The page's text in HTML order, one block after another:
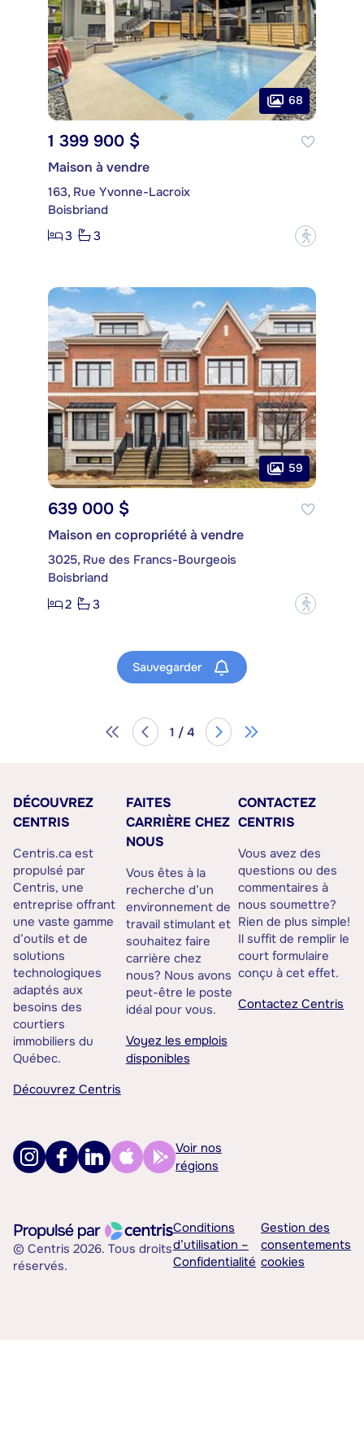
68
1 399 900 $
Maison à vendre
163, Rue Yvonne-Lacroix
Boisbriand
3
3 ?
59
639 000 $
Maison en copropriété à vendre
3025, Rue des Francs-Bourgeois
Boisbriand
2
3 ?
Sauvegarder
1 / 4
DÉCOUVREZ
CENTRIS
Centris.ca est
propulsé par
Centris, une
entreprise offrant
une vaste gamme
d’outils et de
solutions
technologiques
adaptés aux
besoins des
courtiers
immobiliers du
Québec.
Découvrez Centris
FAITES
CARRIÈRE CHEZ
NOUS
Vous êtes à la
recherche d’un
environnement de
travail stimulant et
souhaitez faire
carrière chez
nous? Nous avons
peut-être le poste
idéal pour vous.
Voyez les emplois
disponibles
CONTACTEZ
CENTRIS
Vous avez des
questions ou des
commentaires à
nous soumettre?
Rien de plus simple!
Il suffit de remplir le
court formulaire
conçu à cet effet.
Contactez Centris
Voir nos
régions
© Centris 2026. Tous droits
réservés.
Conditions
d’utilisation –
Confidentialité
Gestion des
consentements
cookies